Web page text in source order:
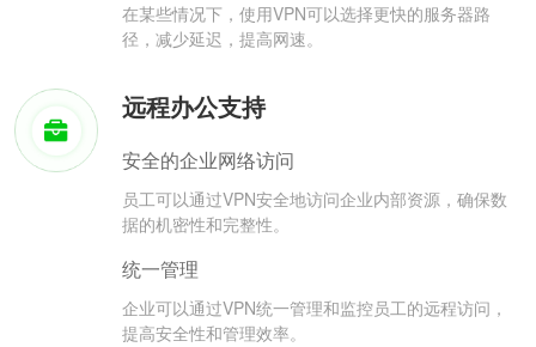
在某些情况下，使用VPN可以选择更快的服务器路
径，减少延迟，提高网速。
远程办公支持
安全的企业网络访问
员工可以通过VPN安全地访问企业内部资源，确保数
据的机密性和完整性。
统一管理
企业可以通过VPN统一管理和监控员工的远程访问，
提高安全性和管理效率。